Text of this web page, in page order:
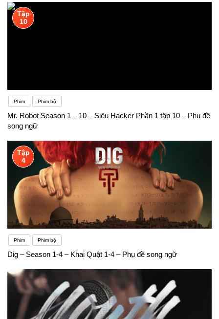
Tập
10
Phim Phim bộ
Mr. Robot Season 1 – 10 – Siêu Hacker Phần 1 tập 10 – Phụ đề
song ngữ
Tập
4
Phim Phim bộ
Dig – Season 1-4 – Khai Quật 1-4 – Phụ đề song ngữ